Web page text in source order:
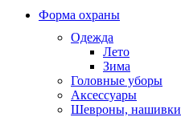
Форма охраны
Одежда
Лето
Зима
Головные уборы
Аксессуары
Шевроны, нашивки